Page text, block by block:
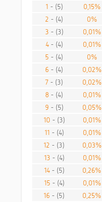
1 - (5) 0,15%
2 - (4) 0%
3 - (3) 0,01%
4- (4) 0,01%
5 - (4) 0%
6 - (4) 0,02%
7 - (3) 0,02%
8 - (4) 0,01%
9- (5) 0,05%
10 - (3) 0,01%
11 - (4) 0,01%
12 - (3) 0,03%
13 - (4) 0,01%
14- (5) 0,26%
15 - (4) 0,01%
16 - (5) 0,25%